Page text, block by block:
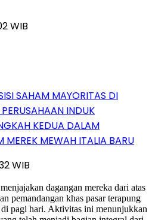
WIB
SAHAM MAYORITAS DI
INDUK
KEDUA DALAM
MEREK MEWAH ITALIA BARU
WIB